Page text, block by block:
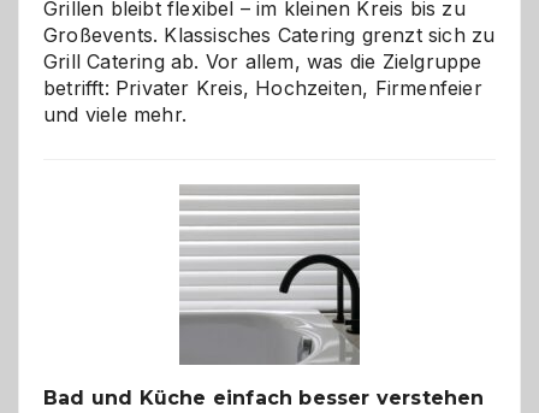
Grillen bleibt flexibel – im kleinen Kreis bis zu
Großevents. Klassisches Catering grenzt sich zu
Grill Catering ab. Vor allem, was die Zielgruppe
betrifft: Privater Kreis, Hochzeiten, Firmenfeier
und viele mehr.
Bad und Küche einfach besser verstehen